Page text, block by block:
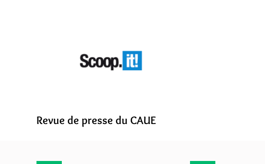
Revue de presse du CAUE